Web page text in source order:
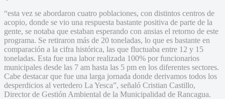
“esta vez se abordaron cuatro poblaciones, con distintos centros de
acopio, donde se vio una respuesta bastante positiva de parte de la
gente, se notaba que estaban esperando con ansias el retorno de este
programa. Se retiraron más de 20 toneladas, lo que es bastante en
comparación a la cifra histórica, las que fluctuaba entre 12 y 15
toneladas. Esta fue una labor realizada 100% por funcionarios
municipales desde las 7 am hasta las 5 pm en los diferentes sectores.
Cabe destacar que fue una larga jornada donde derivamos todos los
desperdicios al vertedero La Yesca”, señaló Cristian Castillo,
Director de Gestión Ambiental de la Municipalidad de Rancagua.